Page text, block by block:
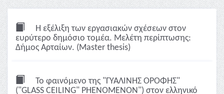
Η εξέλιξη των εργασιακών σχέσεων στον
ευρύτερο δημόσιο τομέα. Μελέτη περίπτωσης:
Δήμος Αρταίων. (Master thesis)
Το φαινόμενο της "ΓΥΑΛΙΝΗΣ ΟΡΟΦΗΣ"
("GLASS CEILING" PHENOMENON") στον ελληνικό